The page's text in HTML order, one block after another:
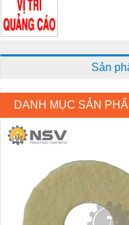
Sản
DANH MỤC SẢN